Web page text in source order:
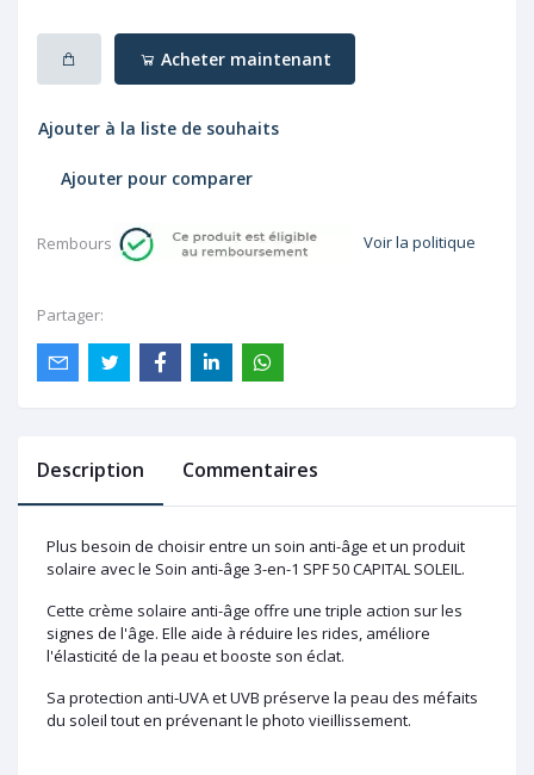
Acheter maintenant
Ajouter à la liste de souhaits
Ajouter pour comparer
Rembourser: Voir la politique
Partager:
Description Commentaires
Plus besoin de choisir entre un soin anti-âge et un produit
solaire avec le Soin anti-âge 3-en-1 SPF 50 CAPITAL SOLEIL.
Cette crème solaire anti-âge offre une triple action sur les
signes de l'âge. Elle aide à réduire les rides, améliore
l'élasticité de la peau et booste son éclat.
Sa protection anti-UVA et UVB préserve la peau des méfaits
du soleil tout en prévenant le photo vieillissement.